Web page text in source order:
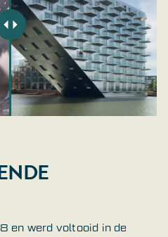
en werd voltooid in de